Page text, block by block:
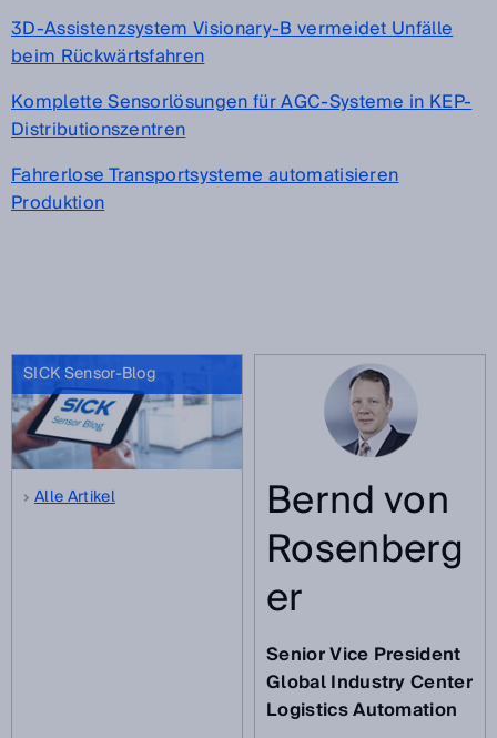
3D-Assistenzsystem Visionary-B vermeidet Unfälle
beim Rückwärtsfahren
Komplette Sensorlösungen für AGC-Systeme in KEP-
Distributionszentren
Fahrerlose Transportsysteme automatisieren
Produktion
SICK Sensor-Blog
Alle Artikel Bernd von
Rosenberg
er
Senior Vice President
Global Industry Center
Logistics Automation